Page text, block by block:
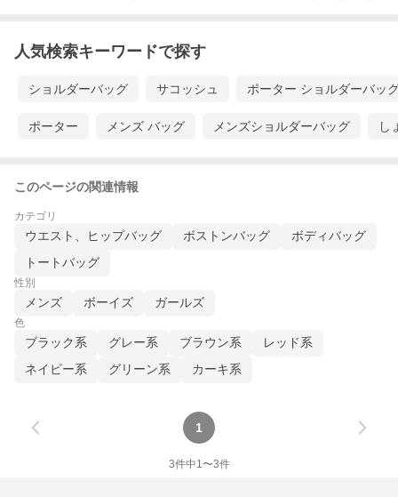
人気検索キーワードで探す
ショルダーバッグ サコッシュ ポーター ショルダーバッ
ポーター メンズ バッグ メンズショルダーバッグ し
このページの関連情報
カテゴリ
ウエスト、ヒップバッグ ボストンバッグ
ボディバッグ
トートバッグ
性別
メンズ ボーイズ ガールズ
色
ブラック系 グレー系 ブラウン系
レッド系
ネイビー系
グリーン系 カーキ系
1
3件中1〜3件